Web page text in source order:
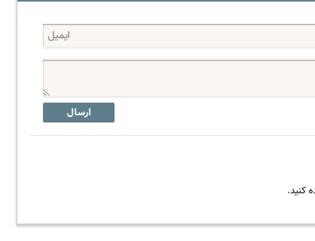
ارسال
کنید.